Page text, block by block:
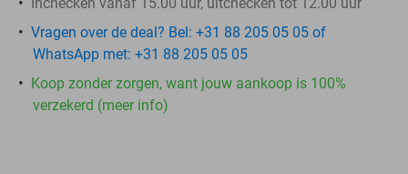
Vragen over de deal? Bel: +31 88 205 05 05 of
WhatsApp met: +31 88 205 05 05
Koop zonder zorgen, want jouw aankoop is 100%
verzekerd (meer info)